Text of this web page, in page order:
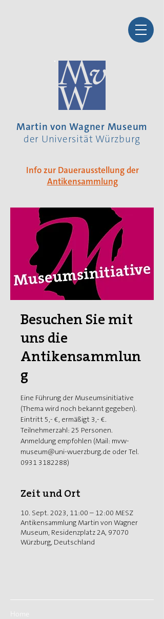
Martin von Wagner Museum
der Universität Würzburg
Info zur Dauerausstellung der
Antikensammlung
Besuchen Sie mit
uns die
Antikensammlun
g
Eine Führung der Museumsinitiative
(Thema wird noch bekannt gegeben).
Eintritt 5,- €, ermäßigt 3,- €.
Teilnehmerzahl: 25 Personen.
Anmeldung empfohlen (Mail: mvw-
museum@uni-wuerzburg.de oder Tel.
0931 3182288)
Zeit und Ort
10. Sept. 2023, 11:00 – 12:00 MESZ
Antikensammlung Martin von Wagner
Museum, Residenzplatz 2A, 97070
Würzburg, Deutschland
Home